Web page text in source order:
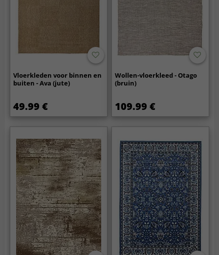
Vloerkleden voor binnen en
buiten - Ava (jute)
49.99 €
Wollen-vloerkleed - Otago
(bruin)
109.99 €